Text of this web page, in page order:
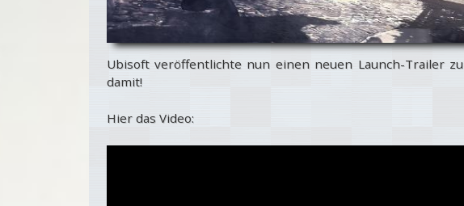
Ubisoft veröffentlichte nun einen neuen Launch-Trailer zu
damit!
Hier das Video: